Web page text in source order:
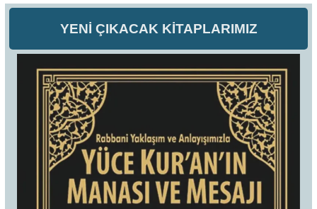
YENİ ÇIKACAK KİTAPLARIMIZ